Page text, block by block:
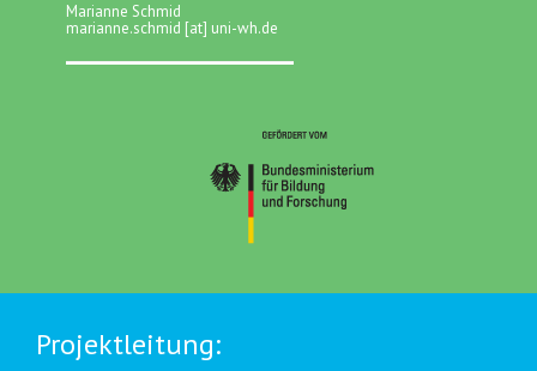
Marianne Schmid
marianne.schmid [at] uni-wh.de
Projektleitung: